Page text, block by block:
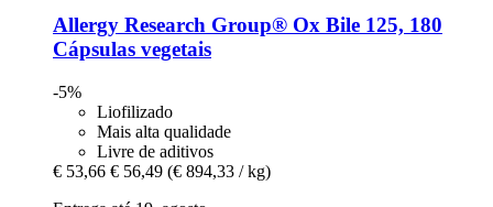
Allergy Research Group® Ox Bile 125, 180
Cápsulas vegetais
-5%
Liofilizado
Mais alta qualidade
Livre de aditivos
€ 53,66 € 56,49 (€ 894,33 / kg)